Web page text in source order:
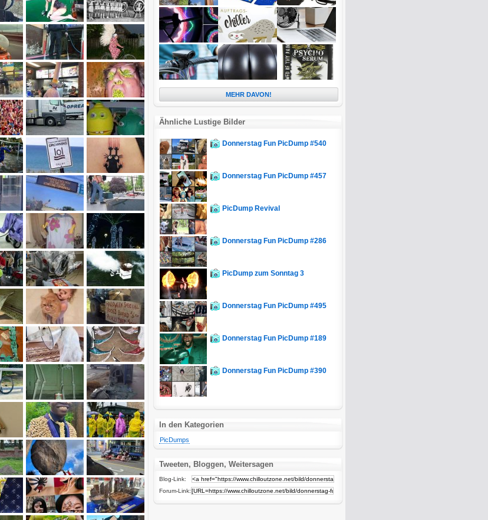
MEHR DAVON!
Ähnliche Lustige Bilder
Donnerstag Fun PicDump #540
Donnerstag Fun PicDump #457
PicDump Revival
Donnerstag Fun PicDump #286
PicDump zum Sonntag 3
Donnerstag Fun PicDump #495
Donnerstag Fun PicDump #189
Donnerstag Fun PicDump #390
In den Kategorien
PicDumps
Tweeten, Bloggen, Weitersagen
Blog-Link:
Forum-Link: